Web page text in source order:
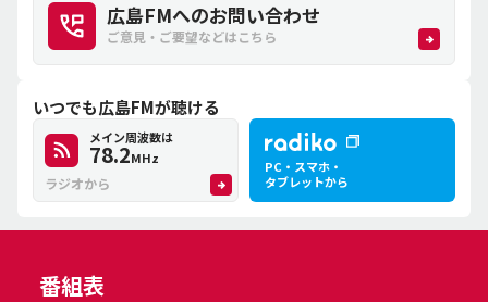
広島FMへのお問い合わせ
ご意見・ご要望などはこちら
いつでも広島FMが聴ける
メイン周波数は
78.2MHz
ラジオから
PC・スマホ・
タブレットから
番組表